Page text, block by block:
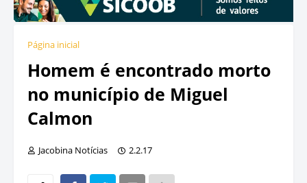
Página inicial
Homem é encontrado morto
no município de Miguel
Calmon
Jacobina Notícias 2.2.17